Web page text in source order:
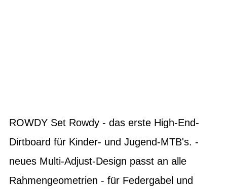
ROWDY Set Rowdy - das erste High-End-
Dirtboard für Kinder- und Jugend-MTB's. -
neues Multi-Adjust-Design passt an alle
Rahmengeometrien - für Federgabel und